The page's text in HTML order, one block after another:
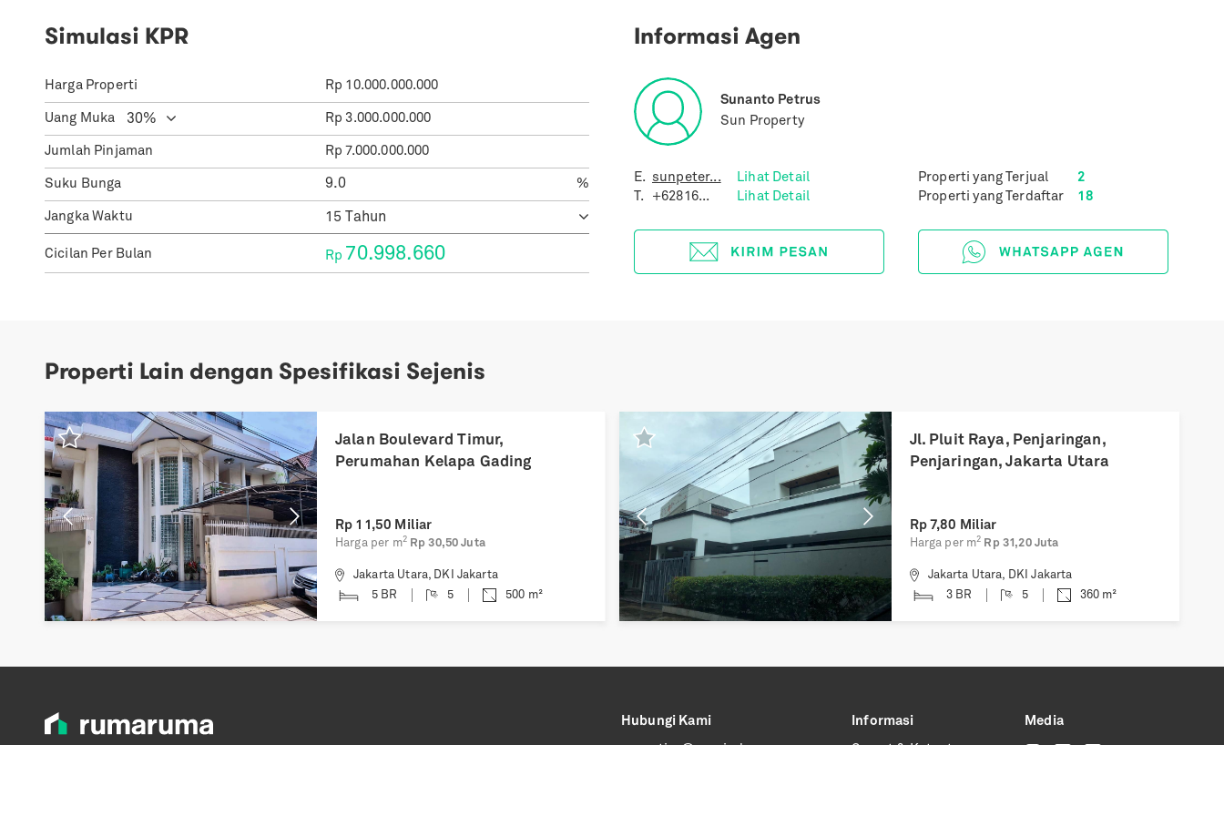
Simulasi KPR
Harga Properti Rp 10.000.000.000
Uang Muka Rp 3.000.000.000
Jumlah Pinjaman Rp 7.000.000.000
Suku Bunga %
Jangka Waktu
Cicilan Per Bulan Rp 70.998.660
Informasi Agen
Sunanto Petrus
Sun Property
E. sunpeter...
Lihat Detail
T.
+62816... Lihat Detail
Properti yang Terjual
2
Properti yang Terdaftar
18
Properti Lain dengan Spesifikasi Sejenis
Previous
Jalan Boulevard Timur,
Perumahan Kelapa Gading
Rp 11,50 Miliar
Harga per m2 Rp 30,50 Juta
Jakarta Utara,
DKI Jakarta
5 BR
5 500 m²
Previous Next
Jl. Pluit Raya, Penjaringan,
Penjaringan, Jakarta Utara
Rp 7,80 Miliar
Harga per m2 Rp 31,20 Juta
Jakarta Utara,
DKI Jakarta
3 BR
5 360m²
Hubungi Kami
executive@corpindo.com
Informasi
Syarat & Ketentuan
Media